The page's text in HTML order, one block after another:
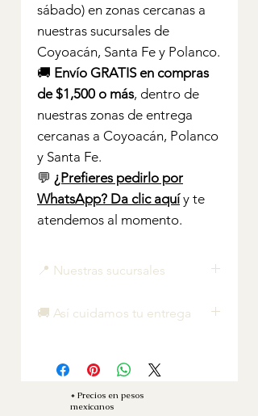
sábado) en zonas cercanas a
nuestras sucursales de
Coyoacán, Santa Fe y Polanco.
🚚 Envío GRATIS en compras
de $1,500 o más, dentro de
nuestras zonas de entrega
cercanas a Coyoacán, Polanco
y Santa Fe.
💬 ¿Prefieres pedirlo por
WhatsApp? Da clic aquíy te
atendemos al momento.
📍 Nuestras sucursales
Lago Alberto 369, esq. Lago
Merak Coyoacán — Flowers Truck
Xoco, CDMX
🚚 Así cuidamos tu entrega
ubicación del chofer en tiempo
real · foto al entregar.
Nunca te quedas con la duda —
* Precios en pesos
mexicanos